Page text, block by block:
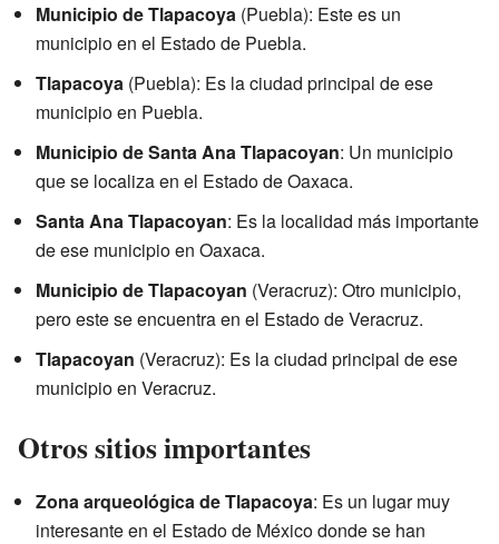
Municipio de Tlapacoya (Puebla): Este es un
municipio en el Estado de Puebla.
Tlapacoya (Puebla): Es la ciudad principal de ese
municipio en Puebla.
Municipio de Santa Ana Tlapacoyan: Un municipio
que se localiza en el Estado de Oaxaca.
Santa Ana Tlapacoyan: Es la localidad más importante
de ese municipio en Oaxaca.
Municipio de Tlapacoyan (Veracruz): Otro municipio,
pero este se encuentra en el Estado de Veracruz.
Tlapacoyan (Veracruz): Es la ciudad principal de ese
municipio en Veracruz.
Otros sitios importantes
Zona arqueológica de Tlapacoya: Es un lugar muy
interesante en el Estado de México donde se han